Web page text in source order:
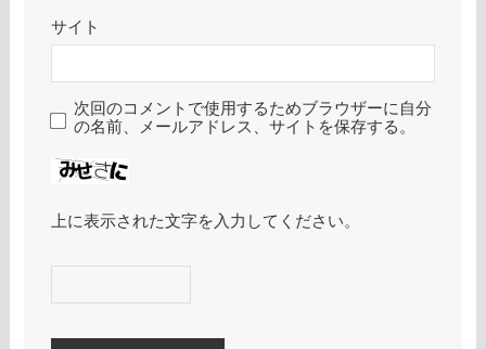
サイト
次回のコメントで使用するためブラウザーに自分
の名前、メールアドレス、サイトを保存する。
上に表示された文字を入力してください。